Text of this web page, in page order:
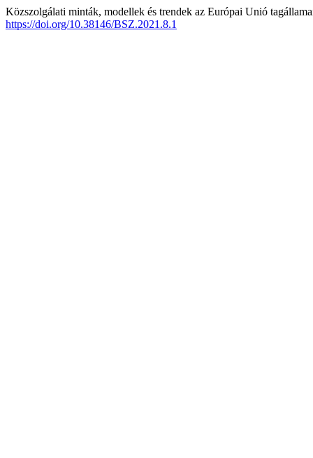
Közszolgálati minták, modellek és trendek az Európai Unió
https://doi.org/10.38146/BSZ.2021.8.1